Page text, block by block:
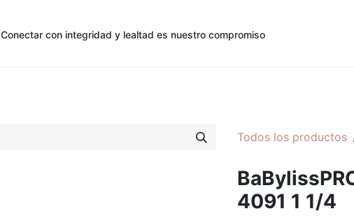
Conectar con integridad y lealtad es nuestro compromiso
Todos los productos
4091 1 1/4